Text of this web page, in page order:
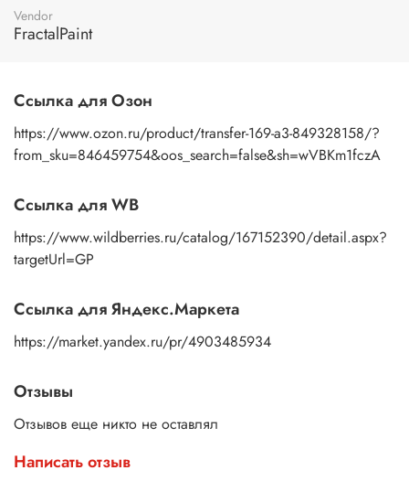
пальцами бумажную основу, сдвигаете ее на себя.
Рисунок остается на изделии. Сразу после нанесения
подойдет акриловый лак на водной основе, матовый,
глянцевый, полуглянцевый.
Vendor
FractalPaint
Ссылка для Озон
https://www.ozon.ru/product/transfer-169-a3-849328158/?
from_sku=846459754&oos_search=false&sh=wVBKm1fczA
Ссылка для WB
https://www.wildberries.ru/catalog/167152390/detail.aspx?
targetUrl=GP
Ссылка для Яндекс.Маркета
https://market.yandex.ru/pr/4903485934
Отзывы
Отзывов еще никто не оставлял
Написать отзыв